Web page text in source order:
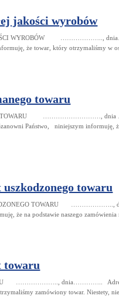
jakości wyrobów
JAKOŚCI WYROBÓW
że towar, który otrzymaliśmy w
towaru
TOWARU ………………………,
Państwo, niniejszym
towaru
TOWARU
że na podstawie naszego
towaru
………………..,
zamówiony towar. Niestety,